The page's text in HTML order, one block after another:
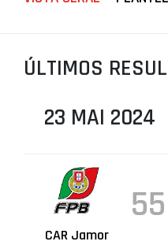
LIGA BETCLIC
LIGA BETCLIC
ÚLTIMOS
23 MAI 2024
CAR Jamor
55